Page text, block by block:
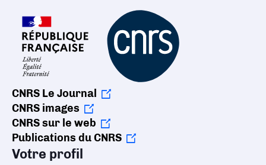
CNRS Le Journal
CNRS images
CNRS sur le web
Publications du CNRS
Votre profil